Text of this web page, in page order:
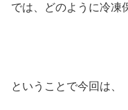
では、どのように冷凍
ということで今回は、